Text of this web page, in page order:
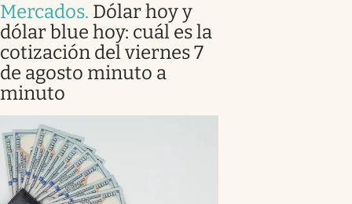
Mercados. Dólar hoy y
dólar blue hoy: cuál es la
cotización del viernes 7
de agosto minuto a
minuto